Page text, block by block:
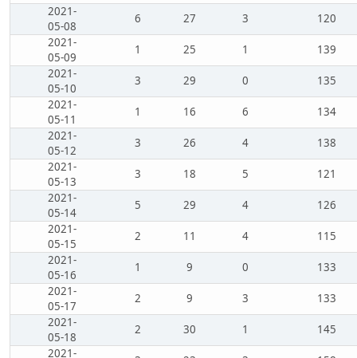
2021-
05-08
6 27 3
120
2021-
05-09
1 25 1
139
2021-
05-10
3 29 0
135
2021-
05-11
1 16 6
134
2021-
05-12
3 26 4
138
2021-
05-13
3 18 5
121
2021-
05-14
5 29 4
126
2021-
05-15
2 11 4
115
2021-
05-16
1 9 0
133
2021-
05-17
2 9 3
133
2021-
05-18
2 30 1
145
2021-